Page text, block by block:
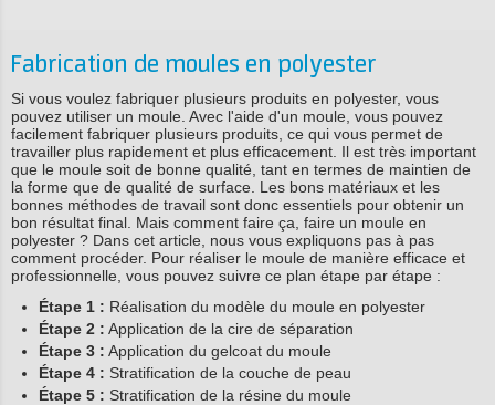
Fabrication de moules en polyester
Si vous voulez fabriquer plusieurs produits en polyester, vous
pouvez utiliser un moule. Avec l'aide d'un moule, vous pouvez
facilement fabriquer plusieurs produits, ce qui vous permet de
travailler plus rapidement et plus efficacement. Il est très important
que le moule soit de bonne qualité, tant en termes de maintien de
la forme que de qualité de surface. Les bons matériaux et les
bonnes méthodes de travail sont donc essentiels pour obtenir un
bon résultat final. Mais comment faire ça, faire un moule en
polyester ? Dans cet article, nous vous expliquons pas à pas
comment procéder. Pour réaliser le moule de manière efficace et
professionnelle, vous pouvez suivre ce plan étape par étape :
Étape 1 : Réalisation du modèle du moule en polyester
Étape 2 : Application de la cire de séparation
Étape 3 : Application du gelcoat du moule
Étape 4 : Stratification de la couche de peau
Étape 5 : Stratification de la résine du moule